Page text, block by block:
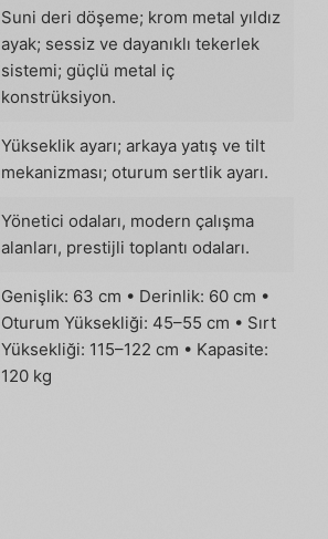
Suni deri döşeme; krom metal yıldız
ayak; sessiz ve dayanıklı tekerlek
sistemi; güçlü metal iç
konstrüksiyon.
Yükseklik ayarı; arkaya yatış ve tilt
mekanizması; oturum sertlik ayarı.
Yönetici odaları, modern çalışma
alanları, prestijli toplantı odaları.
Genişlik: 63 cm • Derinlik: 60 cm •
Oturum Yüksekliği: 45–55 cm • Sırt
Yüksekliği: 115–122 cm • Kapasite:
120 kg